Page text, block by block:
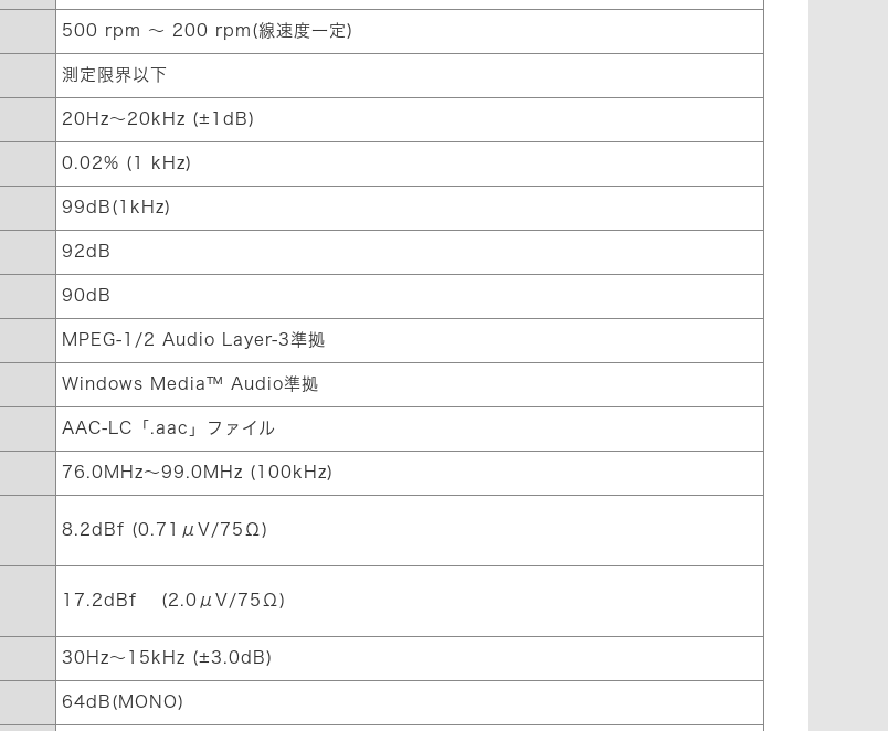
500 rpm ～ 200 rpm(線速度一定)
測定限界以下
20Hz〜20kHz (±1dB)
0.02% (1 kHz)
99dB(1kHz)
92dB
90dB
MPEG-1/2 Audio Layer-3準拠
Windows Media™ Audio準拠
AAC-LC「.aac」ファイル
76.0MHz〜99.0MHz (100kHz)
8.2dBf (0.71μV/75Ω)
17.2dBf (2.0μV/75Ω)
30Hz〜15kHz (±3.0dB)
64dB(MONO)